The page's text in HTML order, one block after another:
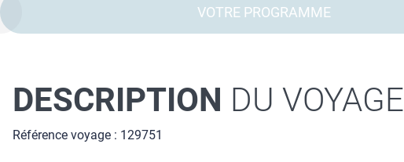
VOTRE PROGRAMME
DESCRIPTION DU VOYAGE
Référence voyage : 129751